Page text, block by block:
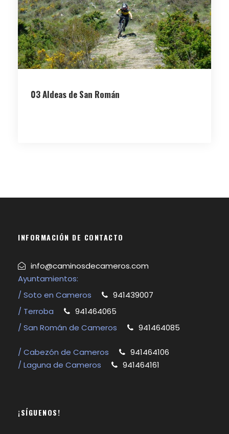
03 Aldeas de San Román
INFORMACIÓN DE CONTACTO
info@caminosdecameros.com
Ayuntamientos:
/ Soto en Cameros
941439007
/ Terroba
941464065
/ San Román de Cameros
941464085
/ Cabezón de Cameros
941464106
/ Laguna de Cameros
941464161
¡SÍGUENOS!